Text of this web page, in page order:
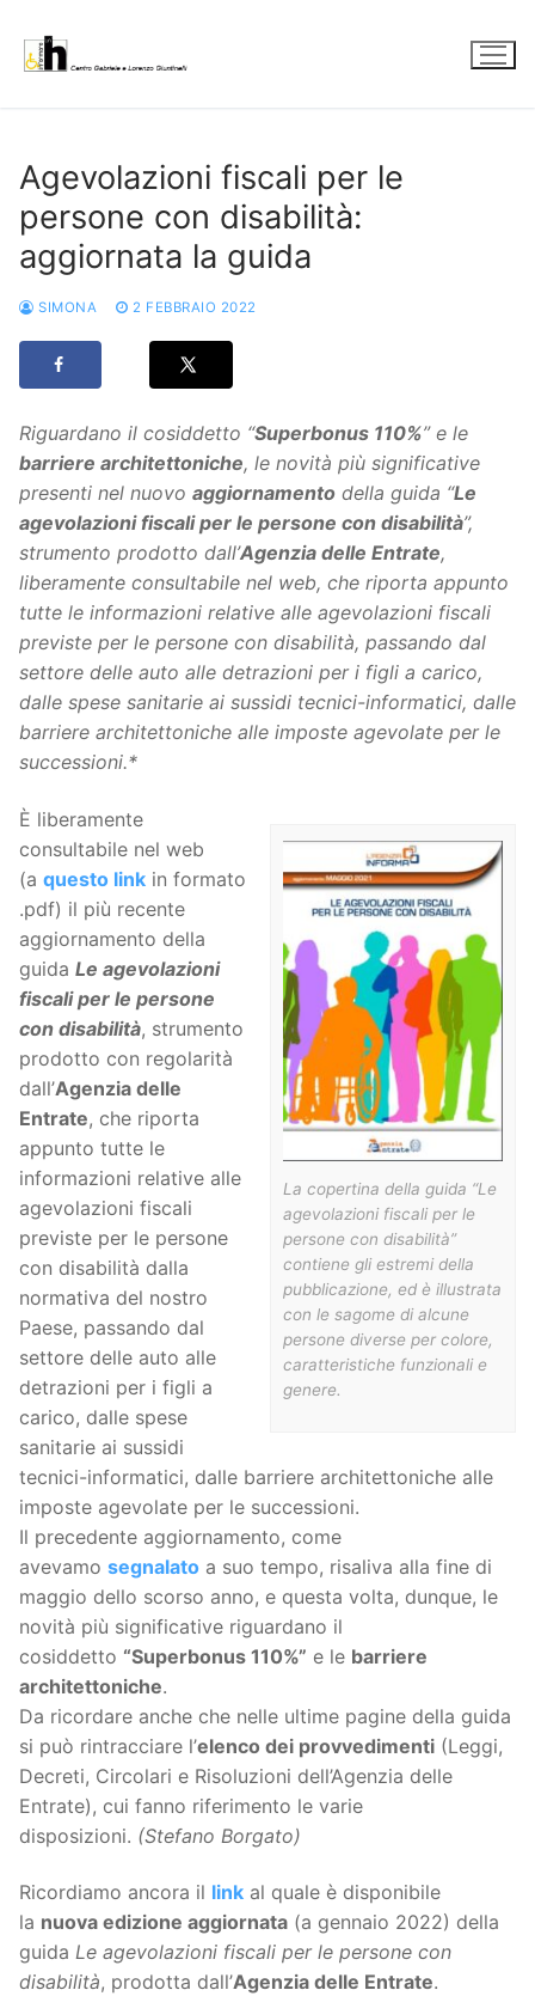
contenuto
Agevolazioni fiscali per le
persone con disabilità:
aggiornata la guida
SIMONA 2 FEBBRAIO 2022
Riguardano il cosiddetto “Superbonus 110%” e le
barriere architettoniche, le novità più significative
presenti nel nuovo aggiornamento della guida “Le
agevolazioni fiscali per le persone con disabilità”,
strumento prodotto dall’Agenzia delle Entrate,
liberamente consultabile nel web, che riporta appunto
tutte le informazioni relative alle agevolazioni fiscali
previste per le persone con disabilità, passando dal
settore delle auto alle detrazioni per i figli a carico,
dalle spese sanitarie ai sussidi tecnici-informatici, dalle
barriere architettoniche alle imposte agevolate per le
successioni.*
La copertina della guida “Le
agevolazioni fiscali per le
persone con disabilità”
contiene gli estremi della
pubblicazione, ed è illustrata
con le sagome di alcune
persone diverse per colore,
caratteristiche funzionali e
genere.
È liberamente
consultabile nel web
(a questo link in formato
.pdf) il più recente
aggiornamento della
guida Le agevolazioni
fiscali per le persone
con disabilità, strumento
prodotto con regolarità
dall’Agenzia delle
Entrate, che riporta
appunto tutte le
informazioni relative alle
agevolazioni fiscali
previste per le persone
con disabilità dalla
normativa del nostro
Paese, passando dal
settore delle auto alle
detrazioni per i figli a
carico, dalle spese
sanitarie ai sussidi
tecnici-informatici, dalle barriere architettoniche alle
imposte agevolate per le successioni.
Il precedente aggiornamento, come
avevamo segnalato a suo tempo, risaliva alla fine di
maggio dello scorso anno, e questa volta, dunque, le
novità più significative riguardano il
cosiddetto “Superbonus 110%” e le barriere
architettoniche.
Da ricordare anche che nelle ultime pagine della guida
si può rintracciare l’elenco dei provvedimenti (Leggi,
Decreti, Circolari e Risoluzioni dell’Agenzia delle
Entrate), cui fanno riferimento le varie
disposizioni. (Stefano Borgato)
Ricordiamo ancora il link al quale è disponibile
la nuova edizione aggiornata (a gennaio 2022) della
guida Le agevolazioni fiscali per le persone con
disabilità, prodotta dall’Agenzia delle Entrate.